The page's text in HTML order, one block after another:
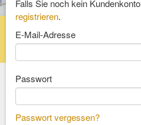
Lebensmittel und Futtermittel
Falls Sie noch kein
registrieren.
E-Mail-Adresse
Passwort
Passwort vergessen?